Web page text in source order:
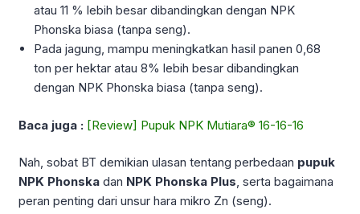
atau 11 % lebih besar dibandingkan dengan NPK
Phonska biasa (tanpa seng).
Pada jagung, mampu meningkatkan hasil panen 0,68
ton per hektar atau 8% lebih besar dibandingkan
dengan NPK Phonska biasa (tanpa seng).
Baca juga : [Review] Pupuk NPK Mutiara® 16-16-16
Nah, sobat BT demikian ulasan tentang perbedaan pupuk
NPK Phonska dan NPK Phonska Plus, serta bagaimana
peran penting dari unsur hara mikro Zn (seng).